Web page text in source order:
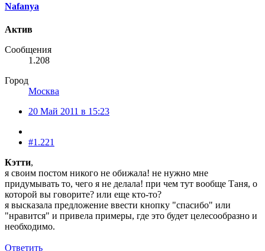
Nafanya
Актив
Сообщения
1.208
Город
Москва
20 Май 2011 в 15:23
#1.221
Кэтти,
я своим постом никого не обижала! не нужно мне
придумывать то, чего я не делала! при чем тут вообще Таня, о
которой вы говорите? или еще кто-то?
я высказала предложение ввести кнопку "спасибо" или
"нравится" и привела примеры, где это будет целесообразно и
необходимо.
Ответить